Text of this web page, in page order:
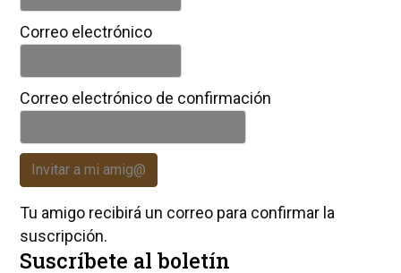
Correo electrónico
Correo electrónico de confirmación
Invitar a mi amig@
Tu amigo recibirá un correo para confirmar la
suscripción.
Suscríbete al boletín